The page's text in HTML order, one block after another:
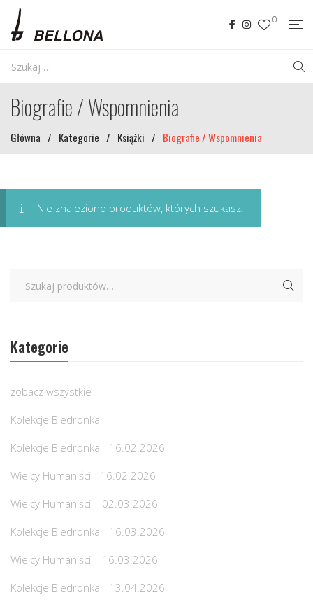
0
Biografie / Wspomnienia
Główna / Kategorie / Książki / Biografie / Wspomnienia
Nie znaleziono produktów, których szukasz.
Kategorie
zobacz wszystkie
Kolekcje Biedronka
Kolekcje Biedronka - 16.02.2026
Wielcy Humaniści - 16.02.2026
Wielcy Humaniści – 02.03.2026
Kolekcje Biedronka - 16.03.2026
Wielcy Humaniści – 16.03.2026
Kolekcje Biedronka - 13.04.2026